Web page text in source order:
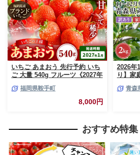
いちご あまおう 先行予約 いち
ご 大量 540g フルーツ《2027年
だもの 果物 福岡県 鞍手町【配
福岡県鞍手町
8,000円
2026年
り】家
りんご
青森
おすすめ特集